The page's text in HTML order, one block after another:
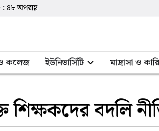
: ৪৮অপরাহ্ণ
কলেজ ইউনিভার্সিটি মাদ্রাসা ও
বদলি